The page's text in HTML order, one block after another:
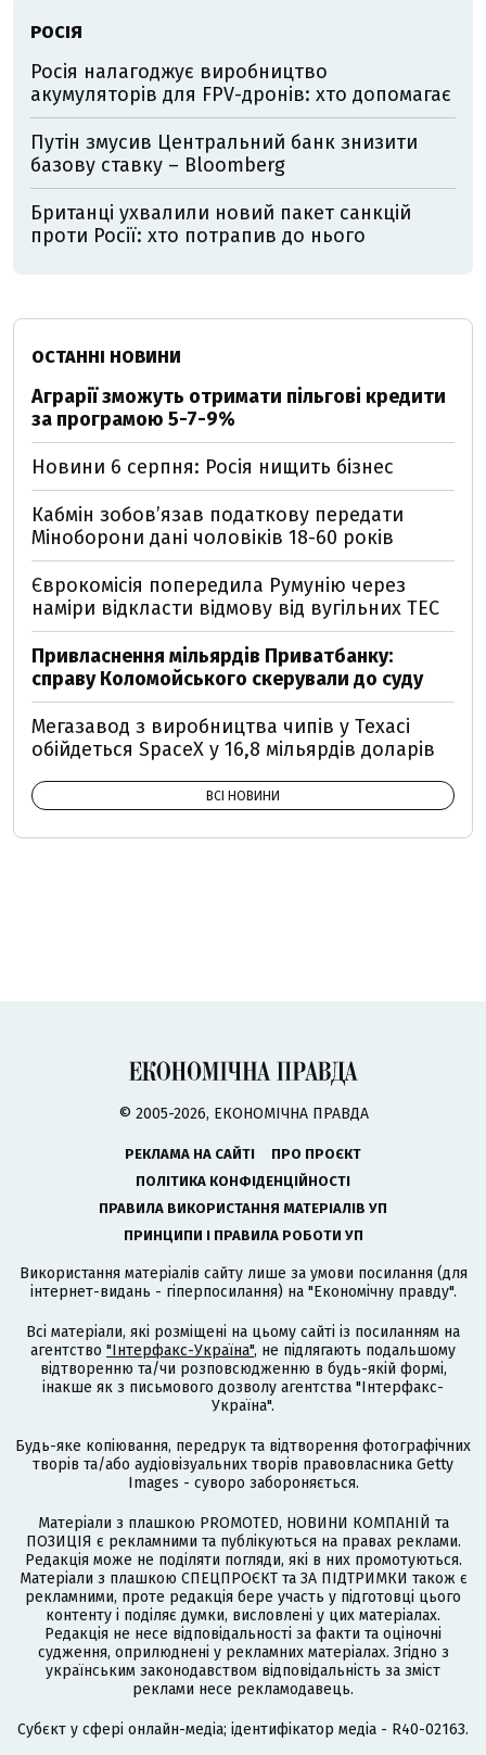
РОСІЯ
Росія налагоджує виробництво
акумуляторів для FPV-дронів: хто допомагає
Путін змусив Центральний банк знизити
базову ставку – Bloomberg
Британці ухвалили новий пакет санкцій
проти Росії: хто потрапив до нього
ОСТАННІ НОВИНИ
Аграрії зможуть отримати пільгові кредити
за програмою 5-7-9%
Новини 6 серпня: Росія нищить бізнес
Кабмін зобовʼязав податкову передати
Міноборони дані чоловіків 18-60 років
Єврокомісія попередила Румунію через
наміри відкласти відмову від вугільних ТЕС
Привласнення мільярдів Приватбанку:
справу Коломойського скерували до суду
Мегазавод з виробництва чипів у Техасі
обійдеться SpaceX у 16,8 мільярдів доларів
ВСІ НОВИНИ
© 2005-2026, ЕКОНОМІЧНА ПРАВДА
РЕКЛАМА НА САЙТІ
ПРО ПРОЄКТ
ПОЛІТИКА КОНФІДЕНЦІЙНОСТІ
ПРАВИЛА ВИКОРИСТАННЯ МАТЕРІАЛІВ УП
ПРИНЦИПИ І ПРАВИЛА РОБОТИ УП
Використання матеріалів сайту лише за умови посилання (для
інтернет-видань - гіперпосилання) на "Економічну правду".
Всі матеріали, які розміщені на цьому сайті із посиланням на
агентство "Інтерфакс-Україна", не підлягають подальшому
відтворенню та/чи розповсюдженню в будь-якій формі,
інакше як з письмового дозволу агентства "Інтерфакс-
Україна".
Будь-яке копіювання, передрук та відтворення фотографічних
творів та/або аудіовізуальних творів правовласника Getty
Images - суворо забороняється.
Матеріали з плашкою PROMOTED, НОВИНИ КОМПАНІЙ та
ПОЗИЦІЯ є рекламними та публікуються на правах реклами.
Редакція може не поділяти погляди, які в них промотуються.
Матеріали з плашкою СПЕЦПРОЄКТ та ЗА ПІДТРИМКИ також є
рекламними, проте редакція бере участь у підготовці цього
контенту і поділяє думки, висловлені у цих матеріалах.
Редакція не несе відповідальності за факти та оціночні
судження, оприлюднені у рекламних матеріалах. Згідно з
українським законодавством відповідальність за зміст
реклами несе рекламодавець.
Cубєкт у сфері онлайн-медіа; ідентифікатор медіа - R40-02163.